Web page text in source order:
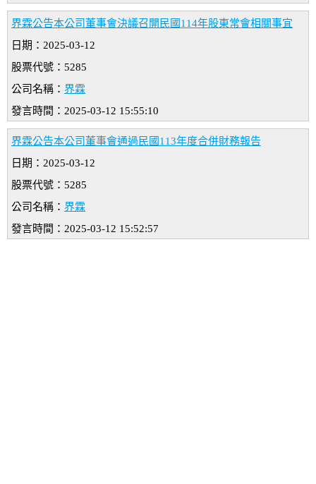
界霖公告本公司董事會決議召開民國114年股東常會相關事宜
日期：2025-03-12
股票代號：5285
公司名稱： 界霖
發言時間：2025-03-12 15:55:10
界霖公告本公司董事會通過民國113年度合併財務報告
日期：2025-03-12
股票代號：5285
公司名稱： 界霖
發言時間：2025-03-12 15:52:57